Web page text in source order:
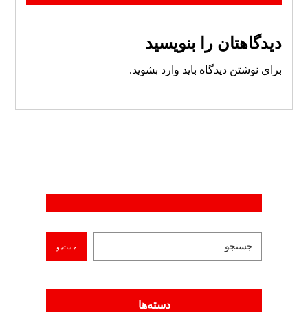
دیدگاهتان را بنویسید
برای نوشتن دیدگاه باید وارد بشوید.
دسته‌ها